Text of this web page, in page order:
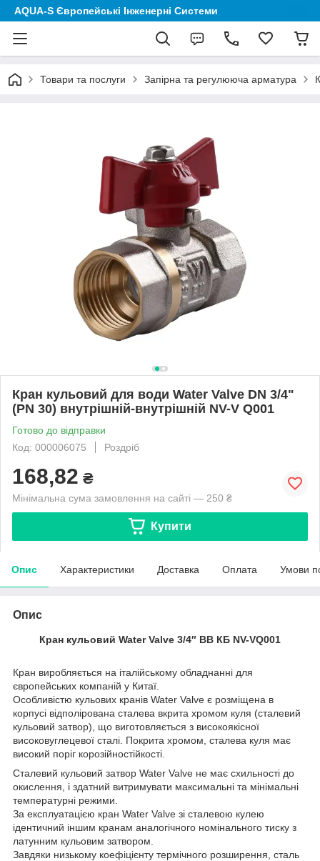
AQUA-S Європейські Інженерні Системи
Товари та послуги Запірна та регулююча арматура
Кран кульовий для води Water Valve DN 3/4"
(PN 30) внутрішній-внутрішній NV-V Q001
Готово до відправки
Код: 000006075
Роздріб
168,82 ₴
Мінімальна сума замовлення на сайті — 250 ₴
Купити
Опис Характеристики Доставка Оплата Умови
Опис
Кран кульовий Water Valve 3/4″ ВВ КБ NV-VQ001
Кран виробляється на італійському обладнанні для
європейських компаній у Китаї.
Особливістю кульових кранів Water Valve є розміщена в
корпусі відполірована сталева вкрита хромом куля (сталевий
кульовий затвор), що виготовляється з високоякісної
високовуглецевої сталі. Покрита хромом, сталева куля має
високий поріг корозійностійкості.
Сталевий кульовий затвор Water Valve не має схильності до
окислення, і здатний витримувати максимальні та мінімальні
температурні режими.
За експлуатацією кран Water Valve зі сталевою кулею
ідентичний іншим кранам аналогічного номінального тиску з
латунним кульовим затвором.
Завдяки низькому коефіцієнту термічного розширення, сталь